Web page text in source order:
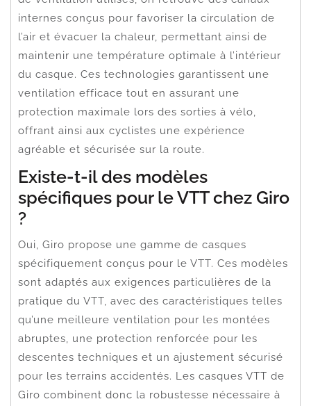
internes conçus pour favoriser la circulation de
l’air et évacuer la chaleur, permettant ainsi de
maintenir une température optimale à l’intérieur
du casque. Ces technologies garantissent une
ventilation efficace tout en assurant une
protection maximale lors des sorties à vélo,
offrant ainsi aux cyclistes une expérience
agréable et sécurisée sur la route.
Existe-t-il des modèles
spécifiques pour le VTT chez Giro
?
Oui, Giro propose une gamme de casques
spécifiquement conçus pour le VTT. Ces modèles
sont adaptés aux exigences particulières de la
pratique du VTT, avec des caractéristiques telles
qu’une meilleure ventilation pour les montées
abruptes, une protection renforcée pour les
descentes techniques et un ajustement sécurisé
pour les terrains accidentés. Les casques VTT de
Giro combinent donc la robustesse nécessaire à